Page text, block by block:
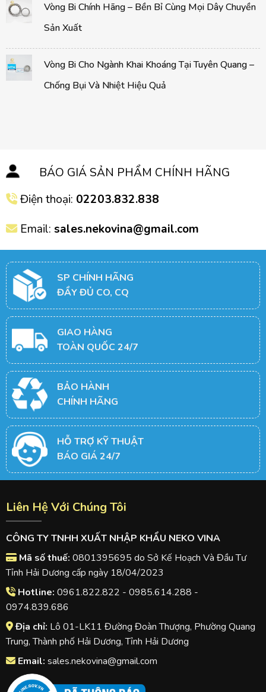
Vòng Bi Chính Hãng – Bền Bỉ Cùng Mọi Dây Chuyền
Sản Xuất
Vòng Bi Cho Ngành Khai Khoáng Tại Tuyên Quang –
Chống Bụi Và Nhiệt Hiệu Quả
BÁO GIÁ SẢN PHẨM CHÍNH HÃNG
Điện thoại: 02203.832.838
Email: sales.nekovina@gmail.com
SP CHÍNH HÃNG
ĐẦY ĐỦ CO, CQ
GIAO HÀNG
TOÀN QUỐC 24/7
BẢO HÀNH
CHÍNH HÃNG
HỖ TRỢ KỸ THUẬT
BÁO GIÁ 24/7
Liên Hệ Với Chúng Tôi
CÔNG TY TNHH XUẤT NHẬP KHẨU NEKO VINA
Mã số thuế: 0801395695 do Sở Kế Hoạch Và Đầu Tư
Tỉnh Hải Dương cấp ngày 18/04/2023
Hotline: 0961.822.822 - 0985.614.288 -
0974.839.686
Địa chỉ: Lô 01-LK11 Đường Đoàn Thượng, Phường Quang
Trung, Thành phố Hải Dương, Tỉnh Hải Dương
Email: sales.nekovina@gmail.com